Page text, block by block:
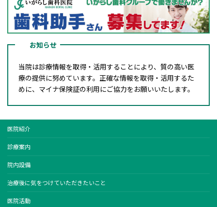
お知らせ
当院は診療情報を取得・活用することにより、質の高い医
療の提供に努めています。正確な情報を取得・活用するた
めに、マイナ保険証の利用にご協力をお願いいたします。
医院紹介
診療案内
院内設備
治療後に気をつけていただきたいこと
医院活動